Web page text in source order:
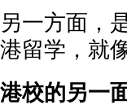
另一方面，
港留学，就
港校的另一